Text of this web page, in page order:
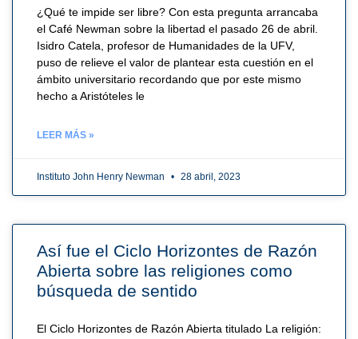
¿Qué te impide ser libre? Con esta pregunta arrancaba
el Café Newman sobre la libertad el pasado 26 de abril.
Isidro Catela, profesor de Humanidades de la UFV,
puso de relieve el valor de plantear esta cuestión en el
ámbito universitario recordando que por este mismo
hecho a Aristóteles le
LEER MÁS »
Instituto John Henry Newman 28 abril, 2023
Así fue el Ciclo Horizontes de Razón
Abierta sobre las religiones como
búsqueda de sentido
El Ciclo Horizontes de Razón Abierta titulado La religión: